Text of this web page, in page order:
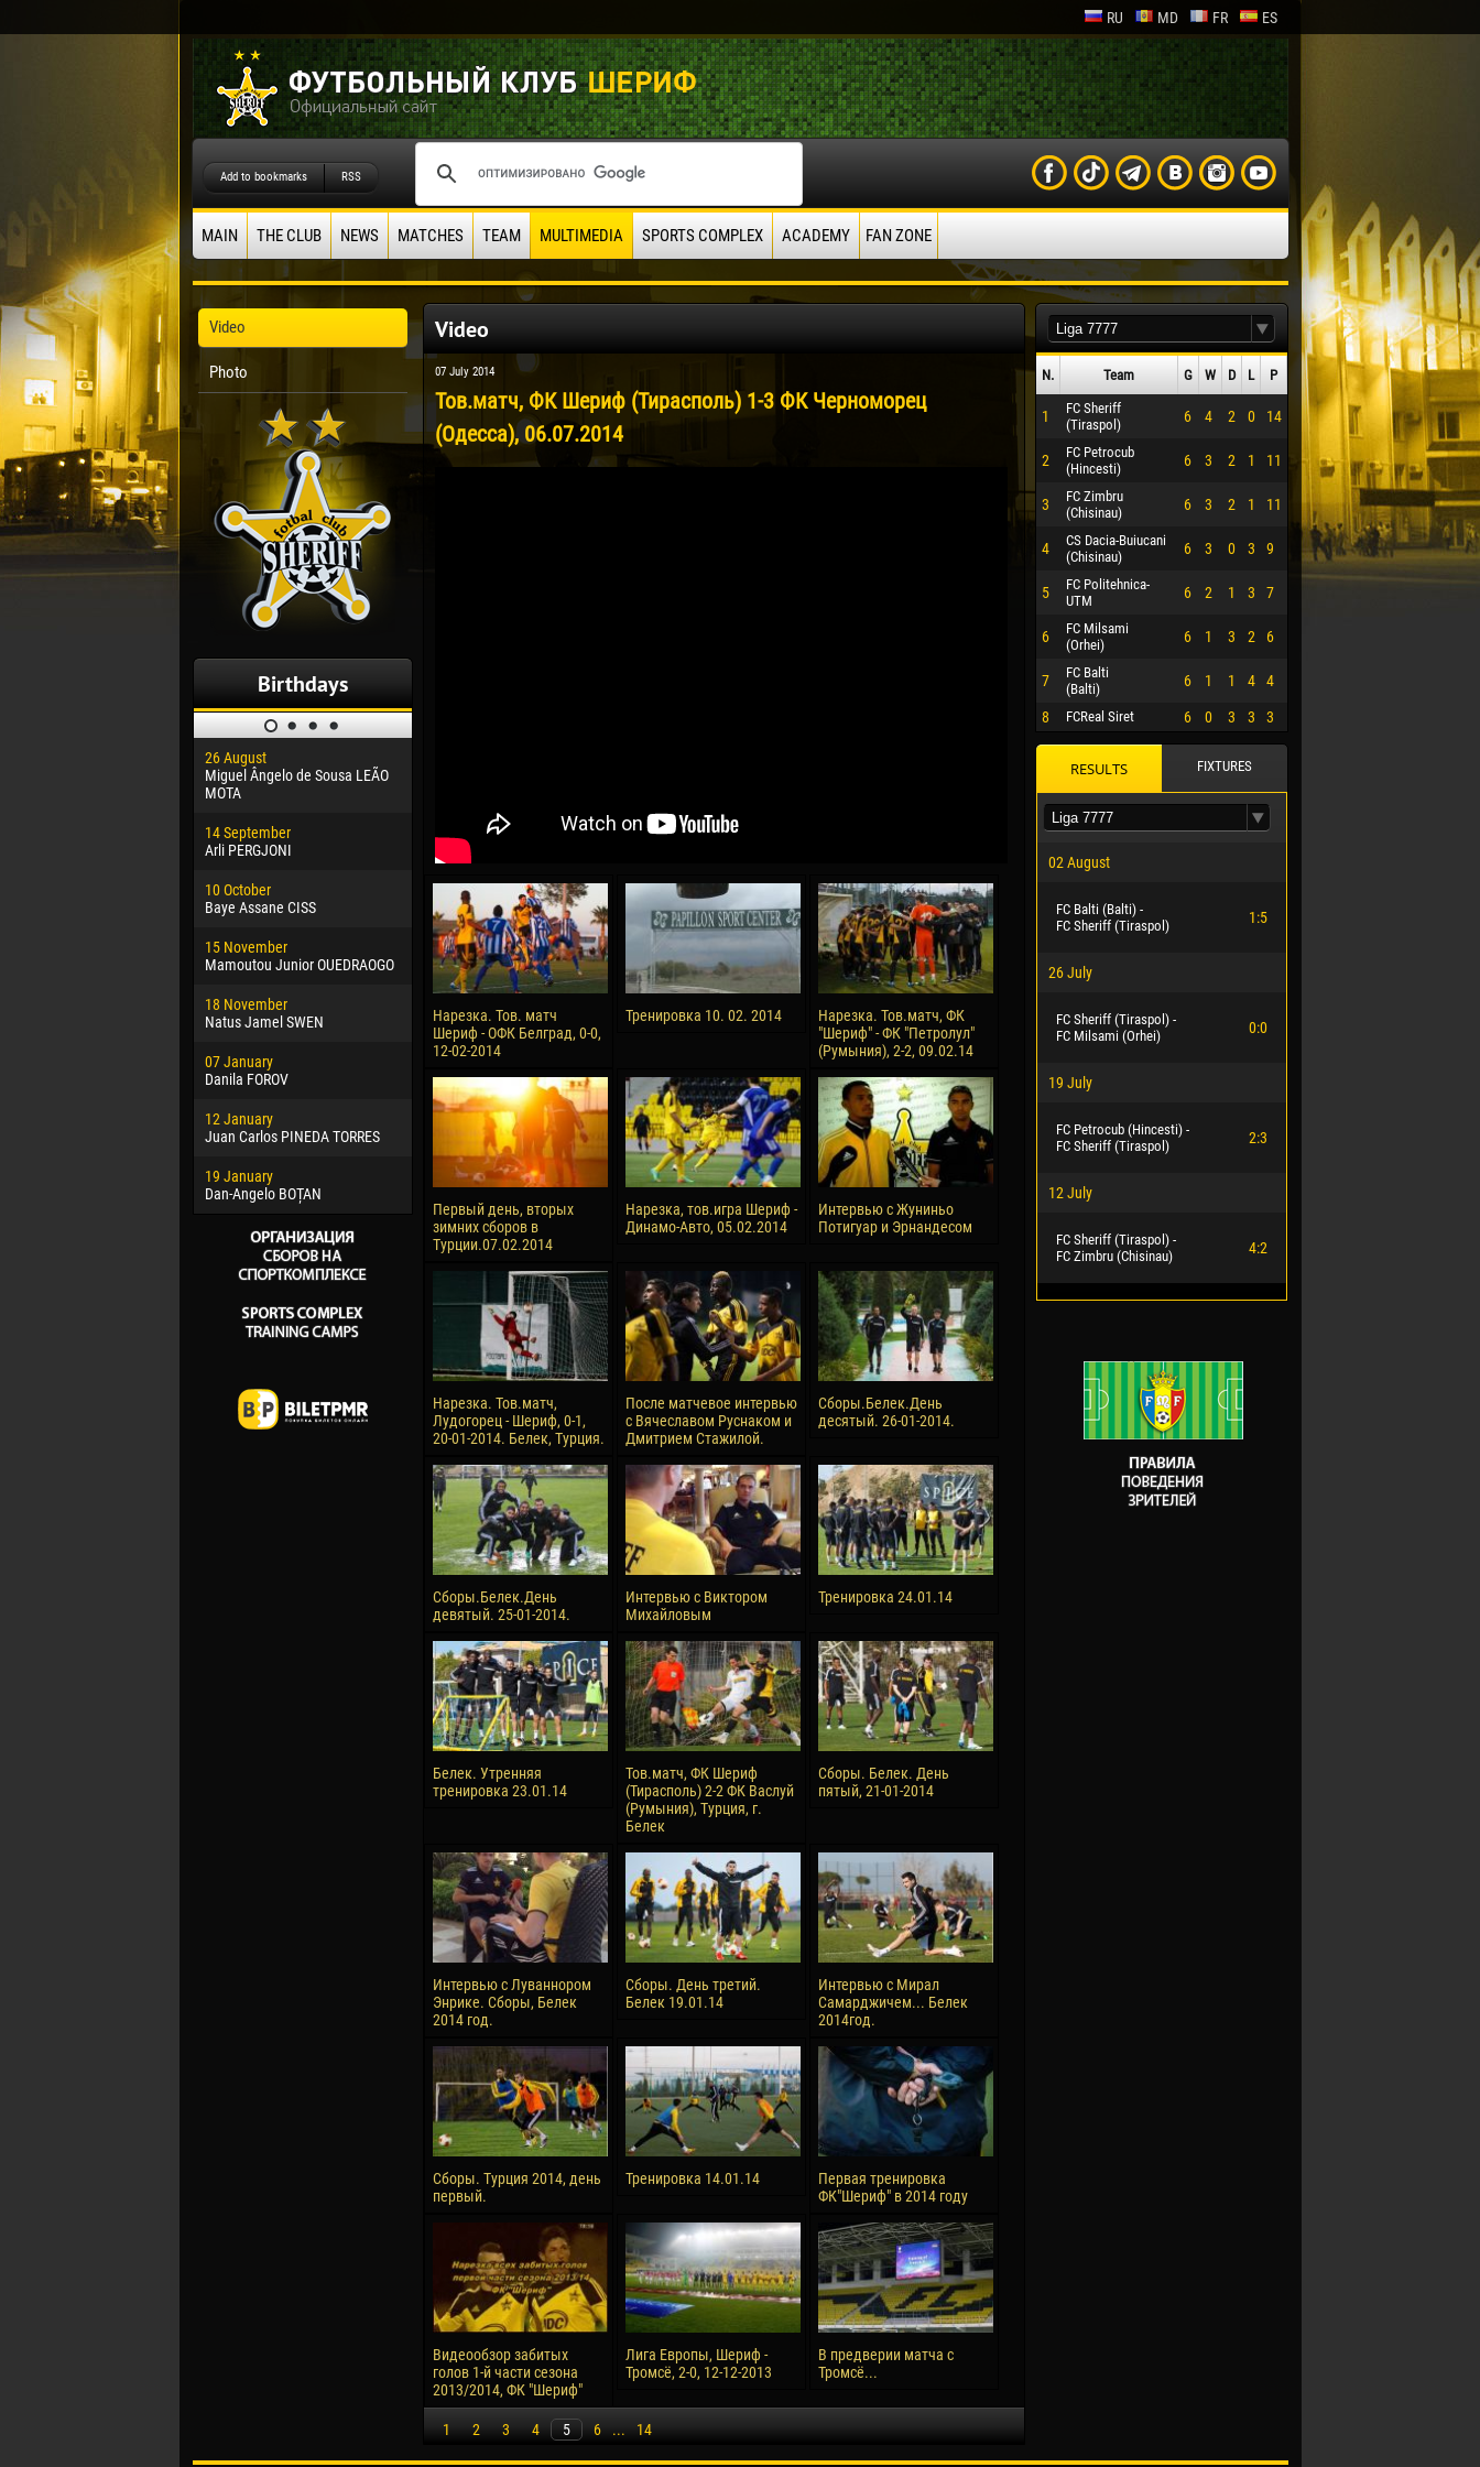
RU MD FR ES
Add to bookmarks RSS
MAIN THE CLUB NEWS MATCHES TEAM MULTIMEDIA SPORTS COMPLEX ACADEMY FAN ZONE
Video
Photo
Birthdays
26 August
Miguel Ângelo de Sousa LEÃO
MOTA
14 September
Arli PERGJONI
10 October
Baye Assane CISS
15 November
Mamoutou Junior OUEDRAOGO
18 November
Natus Jamel SWEN
07 January
Danila FOROV
12 January
Juan Carlos PINEDA TORRES
19 January
Dan-Angelo BOȚAN
24 February
Vladislav COSTIN
Veaceslav COZMA
09 March
Emmanuel AFETSE
20 March
22 March
Samba KONÉ
26 March
Vitor Hugo Morais de OLIVEIRA
28 March
Raí LOPES DE OLIVEIRA
13 May
Renat JOSAN
Nicolaе CEBOTARI
15 June
Konan Jaures-Ulrich LOUKOU
24 June
10 July
Bourama FOMBA
15 July
Ivan DYULGEROV
Mihail COROTCOV
27 July
Vladimir FRATEA
Video
07 July 2014
Тов.матч, ФК Шериф (Тирасполь) 1-3 ФК Черноморец
(Одесса), 06.07.2014
Нарезка. Тов. матч
Шериф - ОФК Белград, 0-0,
12-02-2014
Тренировка 10. 02. 2014
Нарезка. Тов.матч, ФК
"Шериф" - ФК "Петролул"
(Румыния), 2-2, 09.02.14
Первый день, вторых
зимних сборов в
Турции.07.02.2014
Нарезка, тов.игра Шериф -
Динамо-Авто, 05.02.2014
Интервью с Жуниньо
Потигуар и Эрнандесом
Нарезка. Тов.матч,
Лудогорец - Шериф, 0-1,
20-01-2014. Белек, Турция.
После матчевое интервью
с Вячеславом Руснаком и
Дмитрием Стажилой.
Сборы.Белек.День
десятый. 26-01-2014.
Сборы.Белек.День
девятый. 25-01-2014.
Интервью с Виктором
Михайловым
Тренировка 24.01.14
Белек. Утренняя
тренировка 23.01.14
Тов.матч, ФК Шериф
(Тирасполь) 2-2 ФК Васлуй
(Румыния), Турция, г.
Белек
Сборы. Белек. День
пятый, 21-01-2014
Интервью с Луваннором
Энрике. Сборы, Белек
2014 год.
Сборы. День третий.
Белек 19.01.14
Интервью с Мирал
Самарджичем... Белек
2014год.
Сборы. Турция 2014, день
первый.
Тренировка 14.01.14
Первая тренировка
ФК"Шериф" в 2014 году
Видеообзор забитых
голов 1-й части сезона
2013/2014, ФК "Шериф"
Лига Европы, Шериф -
Тромсё, 2-0, 12-12-2013
В предверии матча с
Тромсё...
1 2 3 4 5 6 ... 14
N. Team G W D L P
1
FC Sheriff
(Tiraspol)
6 4 2 0 14
2
FC Petrocub
(Hincesti)
6 3 2 1 11
3
FC Zimbru
(Chisinau)
6 3 2 1 11
4
CS Dacia-Buiucani
(Chisinau)
6 3 0 3 9
5
FC Politehnica-
UTM
6 2 1 3 7
6
FC Milsami
(Orhei)
6 1 3 2 6
7
FC Balti
(Balti)
6 1 1 4 4
8 FCReal Siret 6 0 3 3 3
RESULTS FIXTURES
02 August
FC Balti (Balti) -
FC Sheriff (Tiraspol)
1:5
26 July
FC Sheriff (Tiraspol) -
FC Milsami (Orhei)
0:0
19 July
FC Petrocub (Hincesti) -
FC Sheriff (Tiraspol)
2:3
12 July
FC Sheriff (Tiraspol) -
FC Zimbru (Chisinau)
4:2